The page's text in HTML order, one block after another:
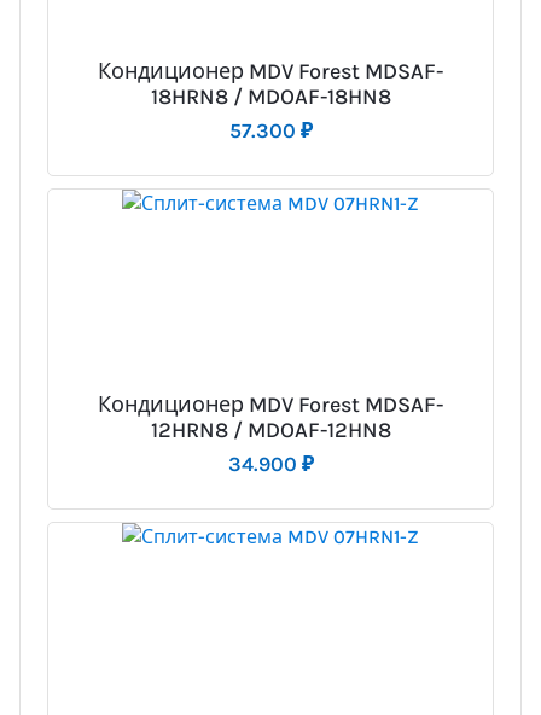
Кондиционер MDV Forest MDSAF-
18HRN8 / MDOAF-18HN8
57.300 ₽
Кондиционер MDV Forest MDSAF-
12HRN8 / MDOAF-12HN8
34.900 ₽